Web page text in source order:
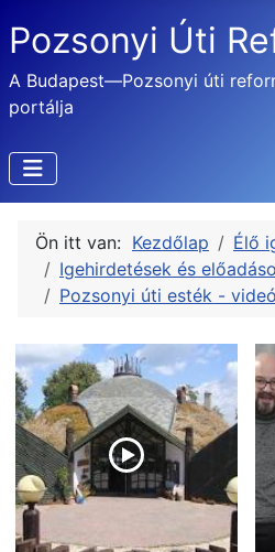
Pozsonyi Úti
A Budapest—Pozsonyi úti
portálja
Ön itt van: Kezdőlap
Élő
Igehirdetések és
Pozsonyi úti esték - videó